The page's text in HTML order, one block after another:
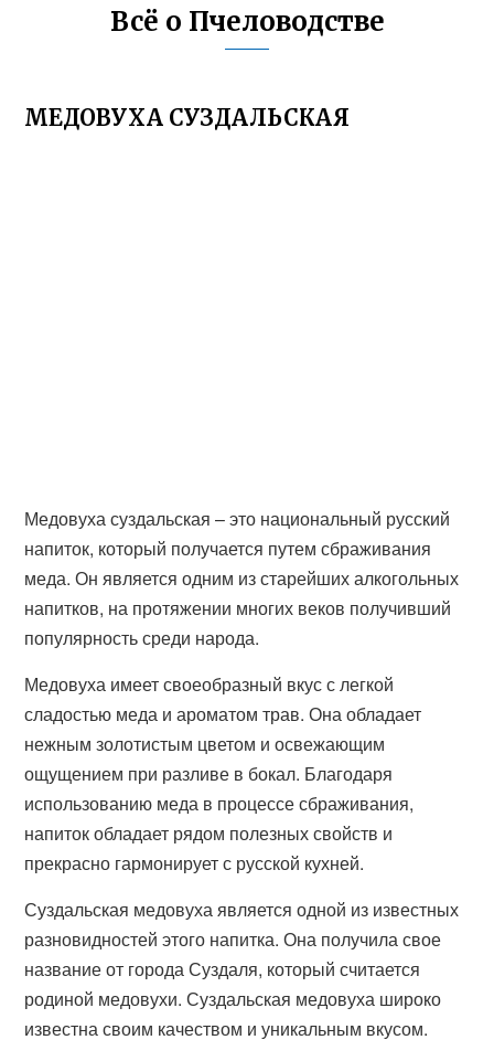
Всё о Пчеловодстве
МЕДОВУХА СУЗДАЛЬСКАЯ
Медовуха суздальская – это национальный русский
напиток, который получается путем сбраживания
меда. Он является одним из старейших алкогольных
напитков, на протяжении многих веков получивший
популярность среди народа.
Медовуха имеет своеобразный вкус с легкой
сладостью меда и ароматом трав. Она обладает
нежным золотистым цветом и освежающим
ощущением при разливе в бокал. Благодаря
использованию меда в процессе сбраживания,
напиток обладает рядом полезных свойств и
прекрасно гармонирует с русской кухней.
Суздальская медовуха является одной из известных
разновидностей этого напитка. Она получила свое
название от города Суздаля, который считается
родиной медовухи. Суздальская медовуха широко
известна своим качеством и уникальным вкусом.